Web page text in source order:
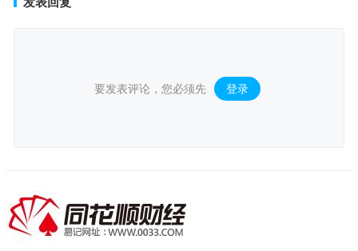
要发表评论，您必须先 登录 。